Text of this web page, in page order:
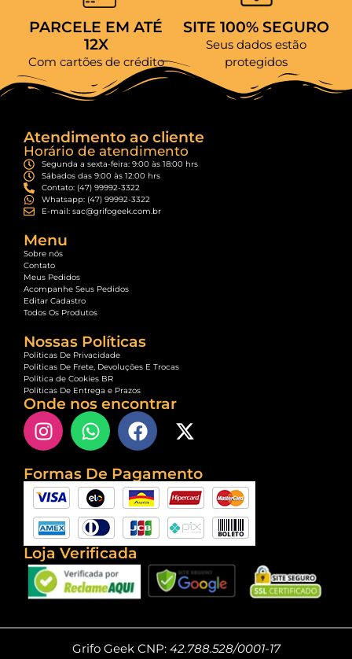
PARCELE EM ATÉ
12X
Com cartões de crédito
SITE 100% SEGURO
Seus dados estão
protegidos
Atendimento ao cliente
Horário de atendimento
Segunda a sexta-feira: 9:00 às 18:00 hrs
Sábados das 9:00 às 12:00 hrs
Contato: (47) 99992-3322
Whatsapp: (47) 99992-3322
E-mail: sac@grifogeek.com.br
Menu
Sobre nós
Contato
Meus Pedidos
Acompanhe Seus Pedidos
Editar Cadastro
Todos Os Produtos
Nossas Políticas
Políticas De Privacidade
Políticas De Frete, Devoluções E Trocas
Política de Cookies BR
Políticas De Entrega e Prazos
Onde nos encontrar
Formas De Pagamento
Loja Verificada
Grifo Geek CNP: 42.788.528/0001-17